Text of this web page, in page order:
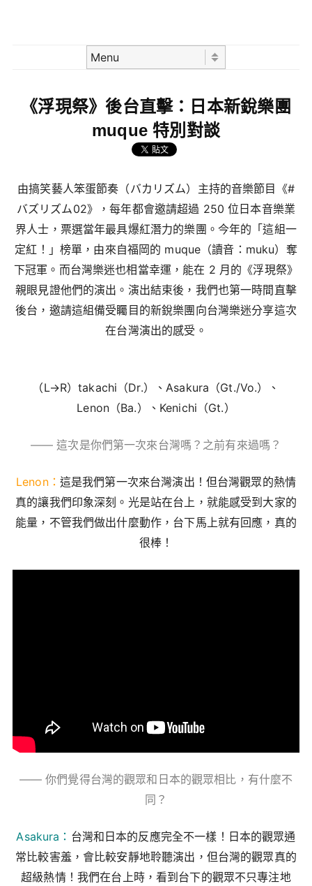
《浮現祭》後台直擊：日本新銳樂團
muque 特別對談
由搞笑藝人笨蛋節奏（バカリズム）主持的音樂節目《#
バズリズム02》，每年都會邀請超過 250 位日本音樂業
界人士，票選當年最具爆紅潛力的樂團。今年的「這組一
定紅！」榜單，由來自福岡的 muque（讀音：muku）奪
下冠軍。而台灣樂迷也相當幸運，能在 2 月的《浮現祭》
親眼見證他們的演出。演出結束後，我們也第一時間直擊
後台，邀請這組備受矚目的新銳樂團向台灣樂迷分享這次
在台灣演出的感受。
（L→R）takachi（Dr.）、Asakura（Gt./Vo.）、
Lenon（Ba.）、Kenichi（Gt.）
—— 這次是你們第一次來台灣嗎？之前有來過嗎？
Lenon： 這是我們第一次來台灣演出！但台灣觀眾的熱情
真的讓我們印象深刻。光是站在台上，就能感受到大家的
能量，不管我們做出什麼動作，台下馬上就有回應，真的
很棒！
—— 你們覺得台灣的觀眾和日本的觀眾相比，有什麼不
同？
Asakura： 台灣和日本的反應完全不一樣！日本的觀眾通
常比較害羞，會比較安靜地聆聽演出，但台灣的觀眾真的
超級熱情！我們在台上時，看到台下的觀眾不只專注地